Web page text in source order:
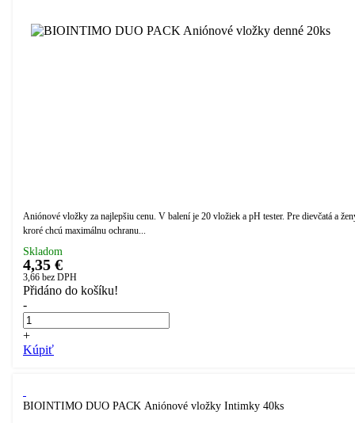
Aniónové vložky za najlepšiu cenu. V balení je 20 vložiek a pH tester. Pre dievčatá a
kroré chcú maximálnu ochranu...
Skladom
4,35 €
3,66 bez DPH
Přidáno do košíku!
-
+
Kúpiť
BIOINTIMO DUO PACK Aniónové vložky Intimky 40ks